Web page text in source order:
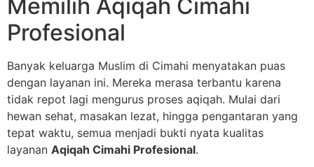
Memilih Aqiqah Cimahi
Profesional
Banyak keluarga Muslim di Cimahi menyatakan puas
dengan layanan ini. Mereka merasa terbantu karena
tidak repot lagi mengurus proses aqiqah. Mulai dari
hewan sehat, masakan lezat, hingga pengantaran yang
tepat waktu, semua menjadi bukti nyata kualitas
layanan Aqiqah Cimahi Profesional.